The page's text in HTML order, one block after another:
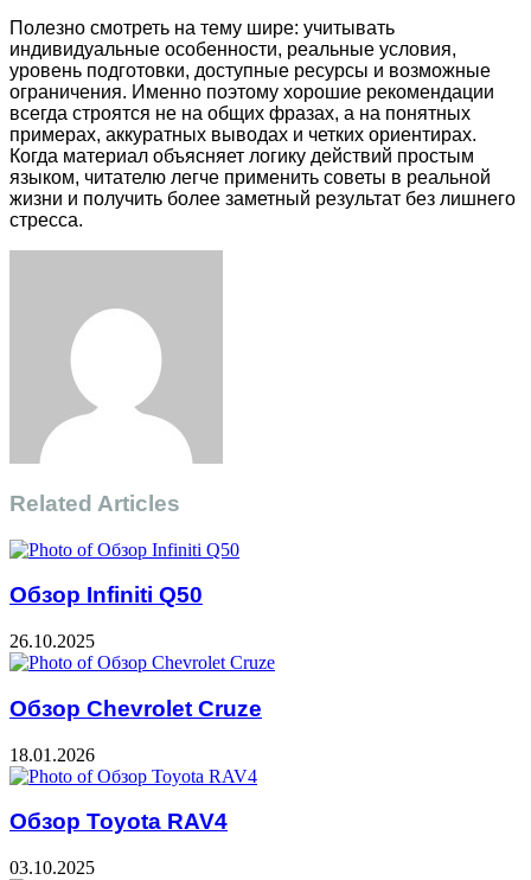
Полезно смотреть на тему шире: учитывать
индивидуальные особенности, реальные условия,
уровень подготовки, доступные ресурсы и возможные
ограничения. Именно поэтому хорошие рекомендации
всегда строятся не на общих фразах, а на понятных
примерах, аккуратных выводах и четких ориентирах.
Когда материал объясняет логику действий простым
языком, читателю легче применить советы в реальной
жизни и получить более заметный результат без лишнего
стресса.
Related Articles
Обзор Infiniti Q50
26.10.2025
Обзор Chevrolet Cruze
18.01.2026
Обзор Toyota RAV4
03.10.2025